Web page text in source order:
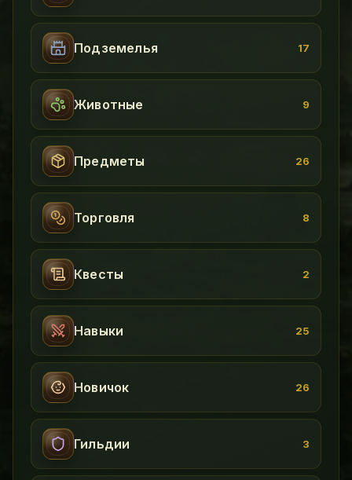
Подземелья 17
Животные 9
Предметы 26
Торговля 8
Квесты 2
Навыки 25
Новичок 26
Гильдии 3